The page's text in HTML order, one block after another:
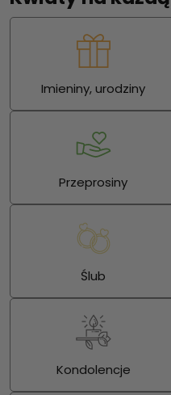
Imieniny, urodziny
Przeprosiny
Ślub
Kondolencje